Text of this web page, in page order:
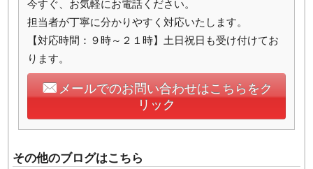
今すぐ、お気軽にお電話ください。
担当者が丁寧に分かりやすく対応いたします。
【対応時間：９時～２１時】土日祝日も受け付けてお
ります。
メールでのお問い合わせはこちらをク
リック
その他のブログはこちら